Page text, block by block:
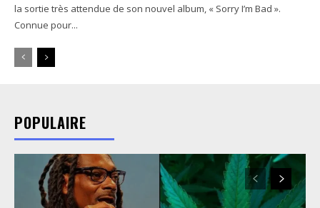
la sortie très attendue de son nouvel album, « Sorry I’m Bad ».
Connue pour...
POPULAIRE